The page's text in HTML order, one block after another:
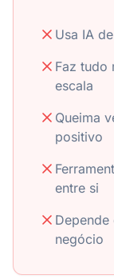
Usa IA
Faz tudo
escala
Queima
positivo
entre si
negócio